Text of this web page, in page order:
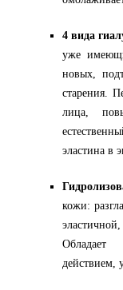
4 вида
уже
новых,
старения.
лица,
эластина в
кожи:
Обладает
действием,